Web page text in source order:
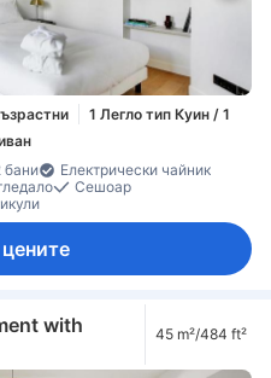
1 Легло тип Куин / 1
бани
Електрически чайник
Сешоар
with
45 m²/484 ft²